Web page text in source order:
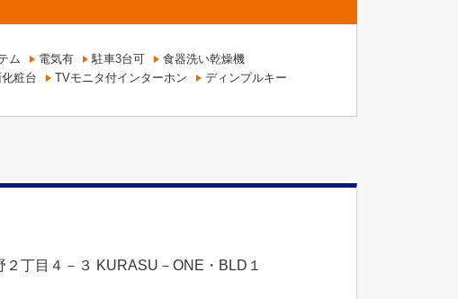
ム 電気有 駐車3台可
食器洗い乾燥機
粧台 TVモニタ付インターホン ディンプルキー
丁目４－３ KURASU－ONE・BLD１